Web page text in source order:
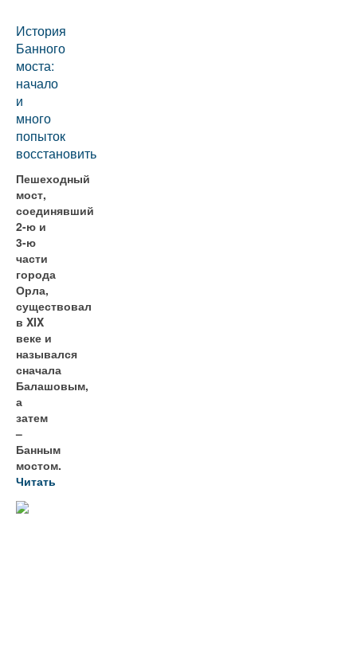
История
Банного
моста:
начало
и
много
попыток
восстановить
Пешеходный
мост,
соединявший
2-ю и
3-ю
части
города
Орла,
существовал
в XIX
веке и
назывался
сначала
Балашовым,
а
затем
–
Банным
мостом.
Читать